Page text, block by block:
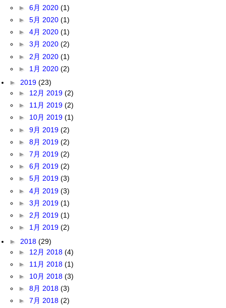
► 6月 2020 (1)
► 5月 2020 (1)
► 4月 2020 (1)
► 3月 2020 (2)
► 2月 2020 (1)
► 1月 2020 (2)
► 2019 (23)
► 12月 2019 (2)
► 11月 2019 (2)
► 10月 2019 (1)
► 9月 2019 (2)
► 8月 2019 (2)
► 7月 2019 (2)
► 6月 2019 (2)
► 5月 2019 (3)
► 4月 2019 (3)
► 3月 2019 (1)
► 2月 2019 (1)
► 1月 2019 (2)
► 2018 (29)
► 12月 2018 (4)
► 11月 2018 (1)
► 10月 2018 (3)
► 8月 2018 (3)
► 7月 2018 (2)